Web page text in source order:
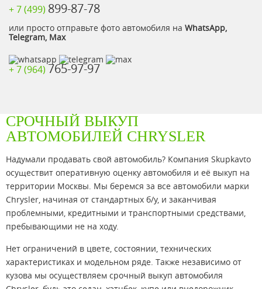
+ 7 (499) 899-87-78
или просто отправьте фото автомобиля на WhatsApp,
Telegram, Max
+ 7 (964) 765-97-97
СРОЧНЫЙ ВЫКУП
АВТОМОБИЛЕЙ CHRYSLER
Надумали продавать свой автомобиль? Компания Skupkavto
осуществит оперативную оценку автомобиля и её выкуп на
территории Москвы. Мы беремся за все автомобили марки
Chrysler, начиная от стандартных б/у, и заканчивая
проблемными, кредитными и транспортными средствами,
пребывающими не на ходу.
Нет ограничений в цвете, состоянии, технических
характеристиках и модельном ряде. Также независимо от
кузова мы осуществляем срочный выкуп автомобиля